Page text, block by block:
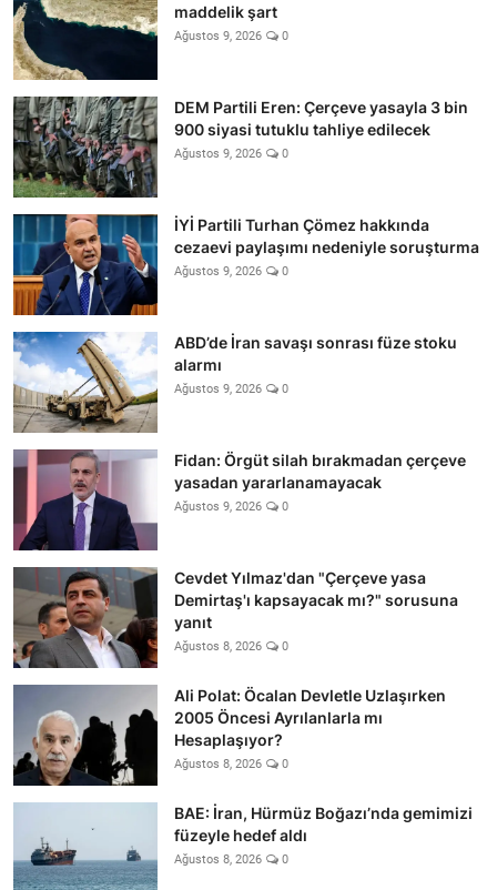
maddelik şart
Ağustos 9, 2026 0
DEM Partili Eren: Çerçeve yasayla 3 bin
900 siyasi tutuklu tahliye edilecek
Ağustos 9, 2026 0
İYİ Partili Turhan Çömez hakkında
cezaevi paylaşımı nedeniyle soruşturma
Ağustos 9, 2026 0
ABD’de İran savaşı sonrası füze stoku
alarmı
Ağustos 9, 2026 0
Fidan: Örgüt silah bırakmadan çerçeve
yasadan yararlanamayacak
Ağustos 9, 2026 0
Cevdet Yılmaz'dan "Çerçeve yasa
Demirtaş'ı kapsayacak mı?" sorusuna
yanıt
Ağustos 8, 2026 0
Ali Polat: Öcalan Devletle Uzlaşırken
2005 Öncesi Ayrılanlarla mı
Hesaplaşıyor?
Ağustos 8, 2026 0
BAE: İran, Hürmüz Boğazı’nda gemimizi
füzeyle hedef aldı
Ağustos 8, 2026 0